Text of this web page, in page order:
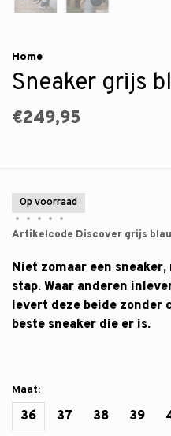
Home
Sneaker grijs
€249,95
Op voorraad
•
• • •
•
Artikelcode Discover grijs
Niet zomaar een
stap. Waar anderen
levert deze beide zonder
beste sneaker die er is.
Maat:
36 37 38 39